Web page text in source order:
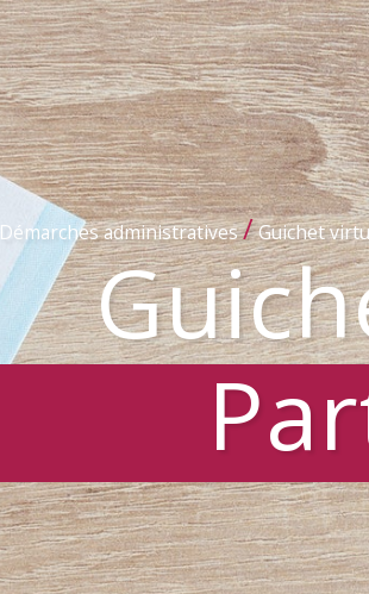
Démarches administratives/Guichet